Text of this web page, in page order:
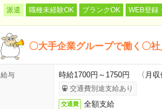
派遣 職種未経験OK ブランクOK WEB登録
〇大手企業グループで働く〇
給与 時給1700円～1750円 〈月収
交通費別途支給あり
交通費 全額支給